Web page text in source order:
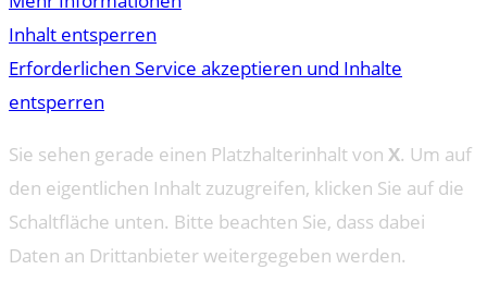
Inhalt entsperren
Erforderlichen Service akzeptieren und Inhalte
entsperren
Sie sehen gerade einen Platzhalterinhalt von X. Um auf
den eigentlichen Inhalt zuzugreifen, klicken Sie auf die
Schaltfläche unten. Bitte beachten Sie, dass dabei
Daten an Drittanbieter weitergegeben werden.